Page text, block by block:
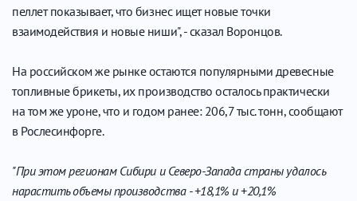
пеллет показывает, что бизнес ищет новые точки
взаимодействия и новые ниши", - сказал Воронцов.
На российском же рынке остаются популярными древесные
топливные брикеты, их производство осталось практически
на том же уроне, что и годом ранее: 206,7 тыс. тонн, сообщают
в Рослесинфорге.
"При этом регионам Сибири и Северо-Запада страны удалось
нарастить объемы производства - +18,1% и +20,1%